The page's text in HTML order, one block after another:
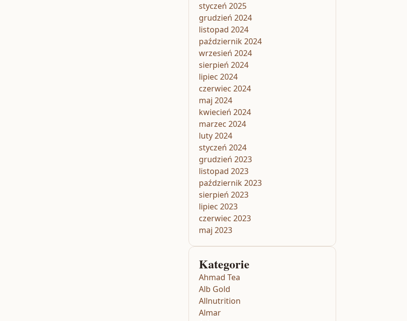
styczeń 2025
grudzień 2024
listopad 2024
październik 2024
wrzesień 2024
sierpień 2024
lipiec 2024
czerwiec 2024
maj 2024
kwiecień 2024
marzec 2024
luty 2024
styczeń 2024
grudzień 2023
listopad 2023
październik 2023
sierpień 2023
lipiec 2023
czerwiec 2023
maj 2023
Kategorie
Ahmad Tea
Alb Gold
Allnutrition
Almar